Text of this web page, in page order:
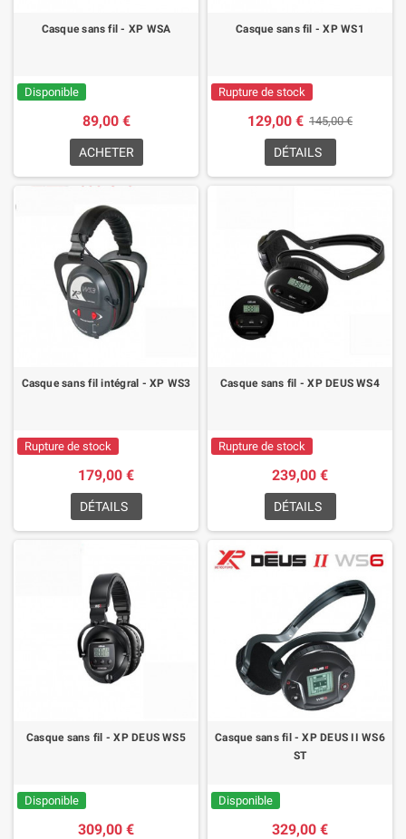
Casque sans fil - XP WSA
Disponible
89,00 €
ACHETER
Casque sans fil - XP WS1
Rupture de stock
129,00 € 145,00 €
DÉTAILS
Casque sans fil intégral - XP WS3
Rupture de stock
179,00 €
DÉTAILS
Casque sans fil - XP DEUS WS4
Rupture de stock
239,00 €
DÉTAILS
Casque sans fil - XP DEUS WS5
Disponible
309,00 €
Casque sans fil - XP DEUS II WS6
ST
Disponible
329,00 €